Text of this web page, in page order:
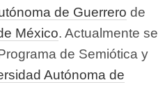
de Guerrero de
México. Actualmente se
de Semiótica y
Autónoma de